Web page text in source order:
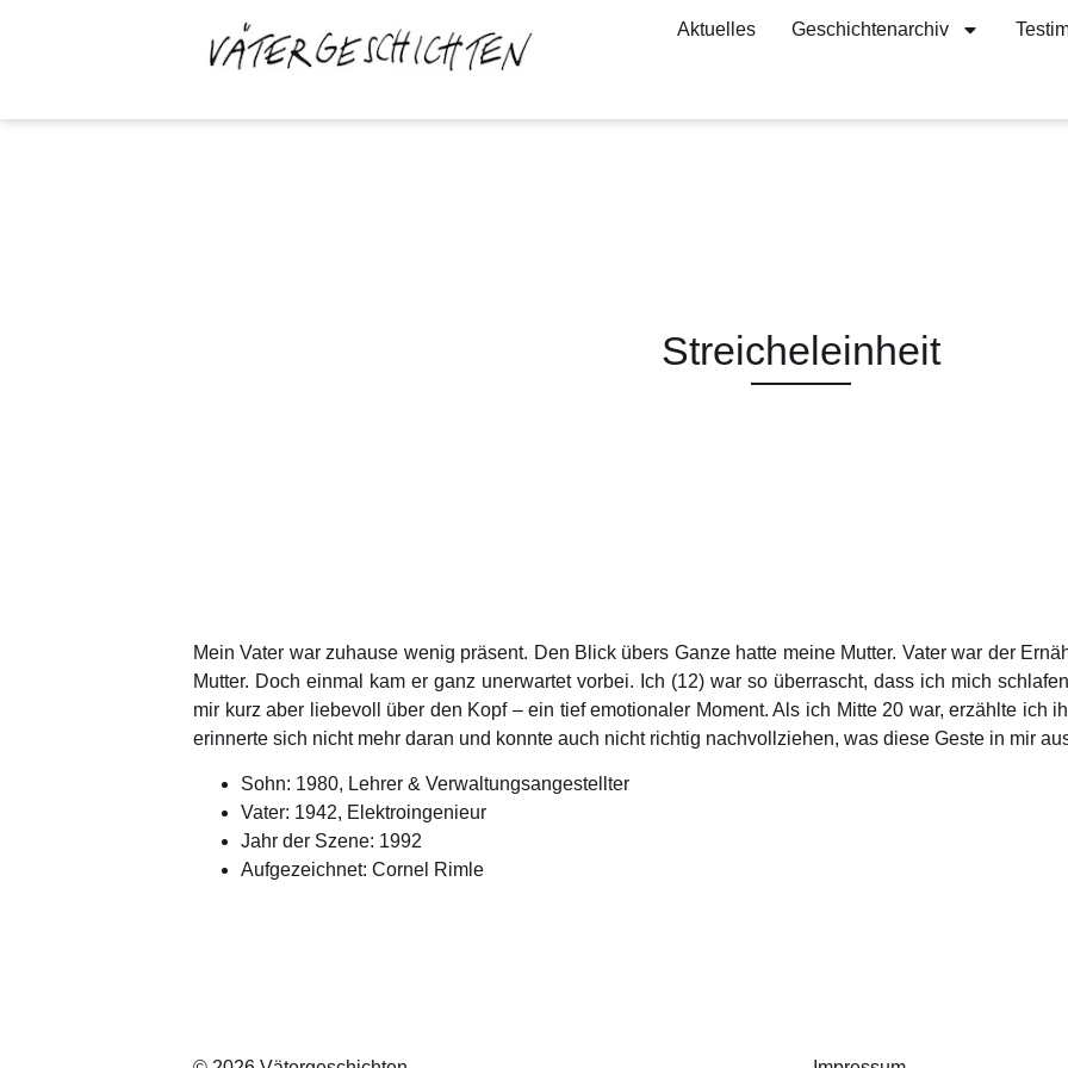
Aktuelles Geschichtenarchiv
Streicheleinheit
Mein Vater war zuhause wenig präsent. Den Blick übers Ganze hatte meine Mutter. Vater war der
Mutter. Doch einmal kam er ganz unerwartet vorbei. Ich (12) war so überrascht, dass ich mich
mir kurz aber liebevoll über den Kopf – ein tief emotionaler Moment. Als ich Mitte 20 war, erzählte ich
erinnerte sich nicht mehr daran und konnte auch nicht richtig nachvollziehen, was diese Geste in mir
Sohn: 1980, Lehrer & Verwaltungsangestellter
Vater: 1942, Elektroingenieur
Jahr der Szene: 1992
Aufgezeichnet: Cornel Rimle